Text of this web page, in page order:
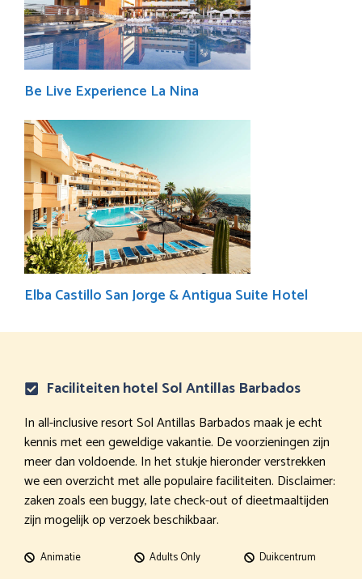
Be Live Experience La Nina
Elba Castillo San Jorge & Antigua Suite Hotel
Faciliteiten hotel Sol Antillas Barbados
In all-inclusive resort Sol Antillas Barbados maak je echt
kennis met een geweldige vakantie. De voorzieningen zijn
meer dan voldoende. In het stukje hieronder verstrekken
we een overzicht met alle populaire faciliteiten. Disclaimer:
zaken zoals een buggy, late check-out of dieetmaaltijden
zijn mogelijk op verzoek beschikbaar.
Animatie
Adults Only
Duikcentrum